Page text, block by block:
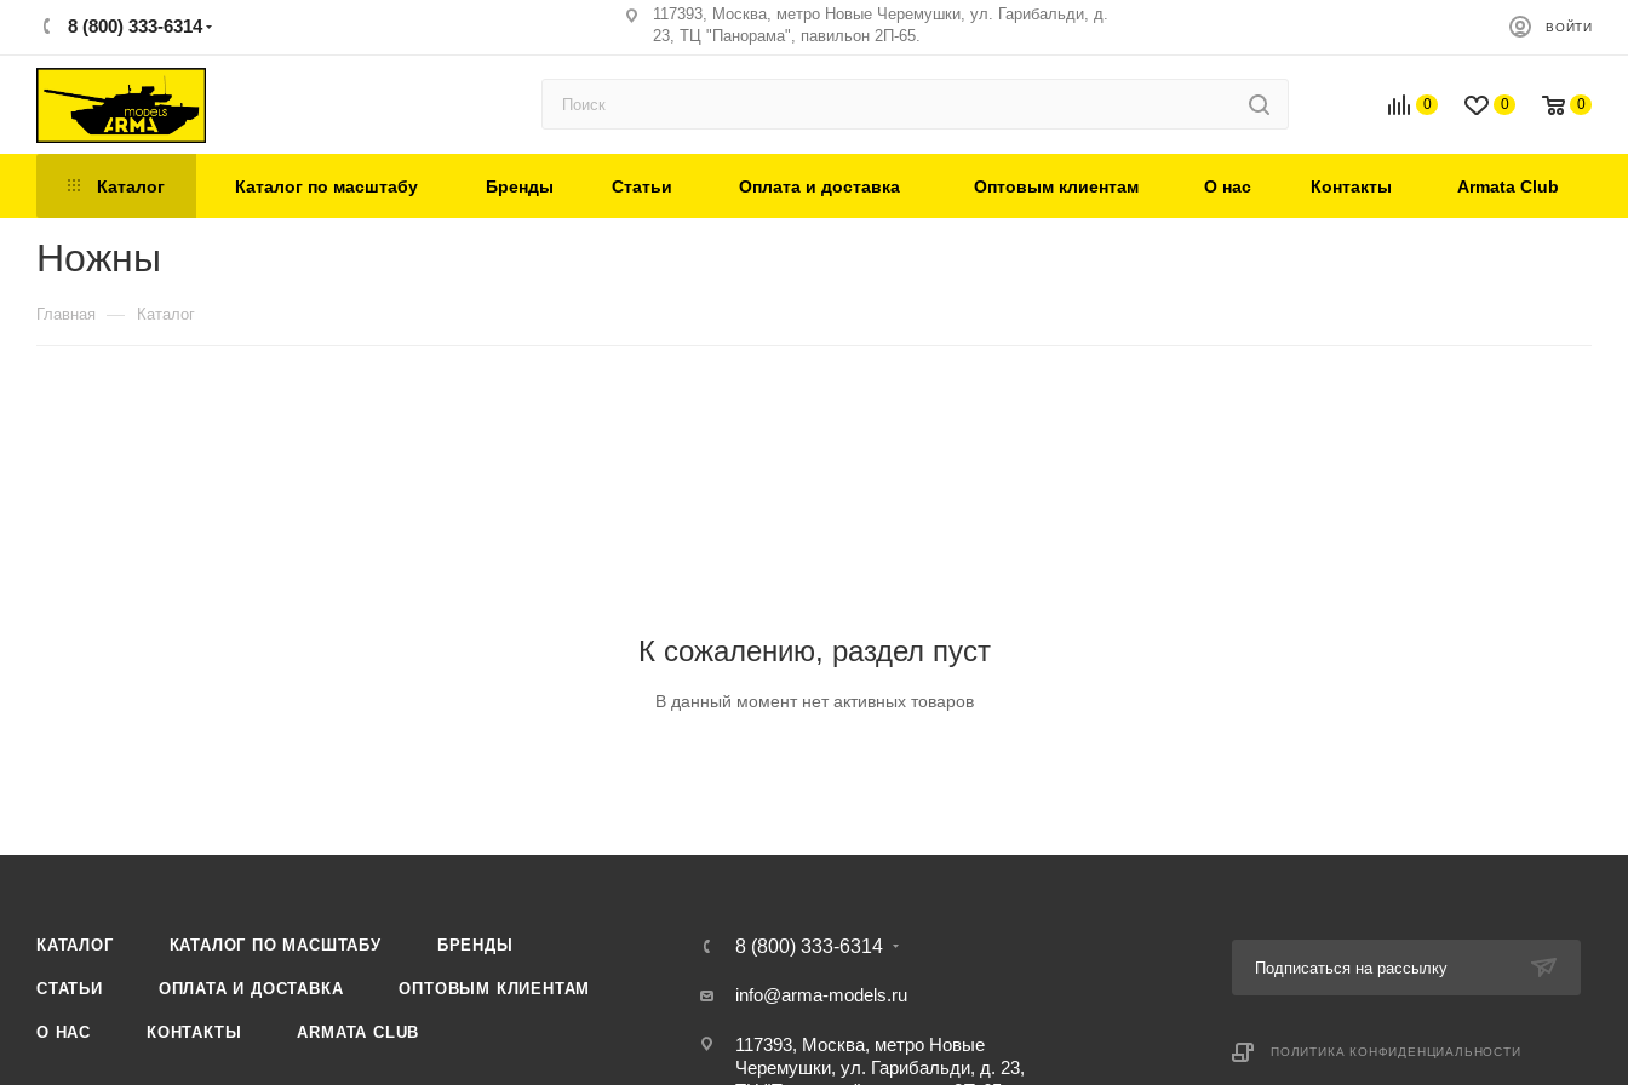
8 (800) 333-6314
117393, Москва, метро Новые Черемушки, ул. Гарибальди, д.
23, ТЦ "Панорама", павильон 2П-65.
ВОЙТИ
0 0 0
Каталог Каталог по масштабу Бренды Статьи Оплата и доставка Оптовым клиентам О нас Контакты Armata Club
Ножны
Главная — Каталог
К сожалению, раздел пуст
В данный момент нет активных товаров
КАТАЛОГ КАТАЛОГ ПО МАСШТАБУ БРЕНДЫ
СТАТЬИ ОПЛАТА И ДОСТАВКА ОПТОВЫМ КЛИЕНТАМ
О НАС КОНТАКТЫ ARMATA CLUB
8 (800) 333-6314
info@arma-models.ru
117393, Москва, метро Новые
Черемушки, ул. Гарибальди, д. 23,
Подписаться на рассылку
ПОЛИТИКА КОНФИДЕНЦИАЛЬНОСТИ